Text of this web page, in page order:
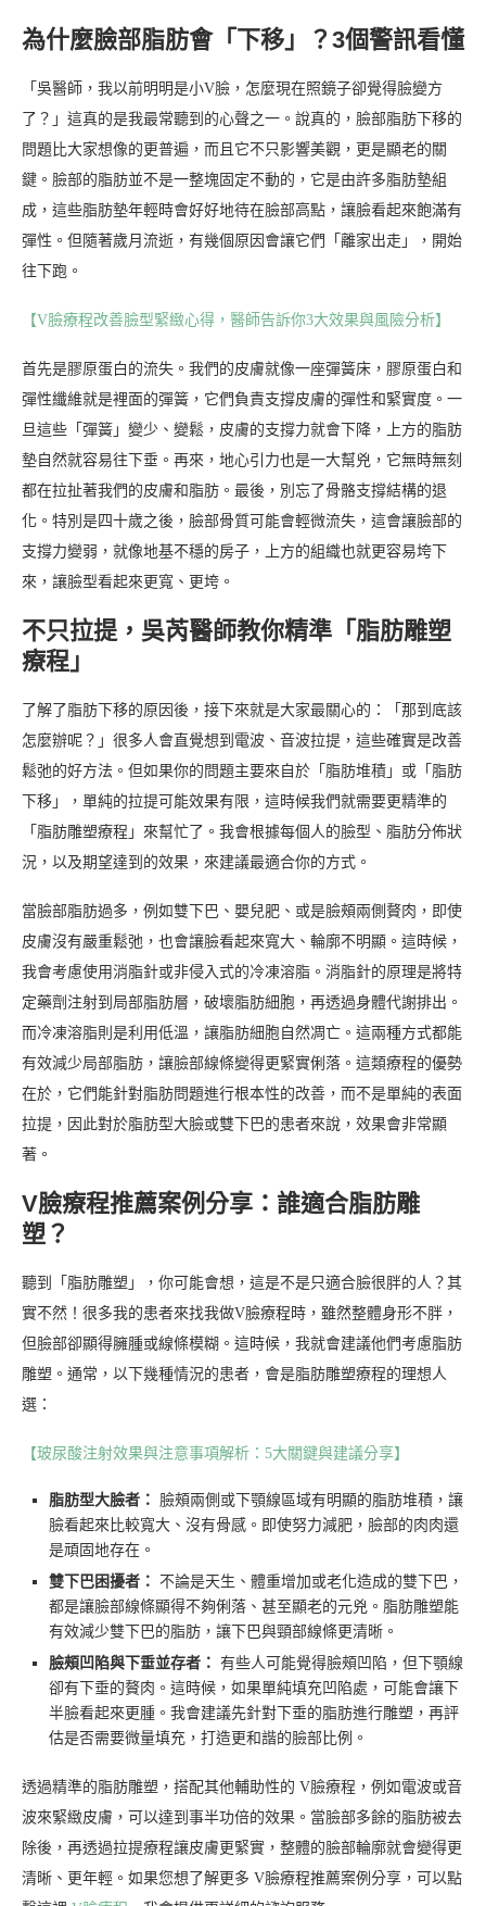
為什麼臉部脂肪會「下移」？3個警訊看懂
「吳醫師，我以前明明是小V臉，怎麼現在照鏡子卻覺得臉變方
了？」這真的是我最常聽到的心聲之一。說真的，臉部脂肪下移的
問題比大家想像的更普遍，而且它不只影響美觀，更是顯老的關
鍵。臉部的脂肪並不是一整塊固定不動的，它是由許多脂肪墊組
成，這些脂肪墊年輕時會好好地待在臉部高點，讓臉看起來飽滿有
彈性。但隨著歲月流逝，有幾個原因會讓它們「離家出走」，開始
往下跑。
【V臉療程改善臉型緊緻心得，醫師告訴你3大效果與風險分析】
首先是膠原蛋白的流失。我們的皮膚就像一座彈簧床，膠原蛋白和
彈性纖維就是裡面的彈簧，它們負責支撐皮膚的彈性和緊實度。一
旦這些「彈簧」變少、變鬆，皮膚的支撐力就會下降，上方的脂肪
墊自然就容易往下垂。再來，地心引力也是一大幫兇，它無時無刻
都在拉扯著我們的皮膚和脂肪。最後，別忘了骨骼支撐結構的退
化。特別是四十歲之後，臉部骨質可能會輕微流失，這會讓臉部的
支撐力變弱，就像地基不穩的房子，上方的組織也就更容易垮下
來，讓臉型看起來更寬、更垮。
不只拉提，吳芮醫師教你精準「脂肪雕塑
療程」
了解了脂肪下移的原因後，接下來就是大家最關心的：「那到底該
怎麼辦呢？」很多人會直覺想到電波、音波拉提，這些確實是改善
鬆弛的好方法。但如果你的問題主要來自於「脂肪堆積」或「脂肪
下移」，單純的拉提可能效果有限，這時候我們就需要更精準的
「脂肪雕塑療程」來幫忙了。我會根據每個人的臉型、脂肪分佈狀
況，以及期望達到的效果，來建議最適合你的方式。
當臉部脂肪過多，例如雙下巴、嬰兒肥、或是臉頰兩側贅肉，即使
皮膚沒有嚴重鬆弛，也會讓臉看起來寬大、輪廓不明顯。這時候，
我會考慮使用消脂針或非侵入式的冷凍溶脂。消脂針的原理是將特
定藥劑注射到局部脂肪層，破壞脂肪細胞，再透過身體代謝排出。
而冷凍溶脂則是利用低溫，讓脂肪細胞自然凋亡。這兩種方式都能
有效減少局部脂肪，讓臉部線條變得更緊實俐落。這類療程的優勢
在於，它們能針對脂肪問題進行根本性的改善，而不是單純的表面
拉提，因此對於脂肪型大臉或雙下巴的患者來說，效果會非常顯
著。
V臉療程推薦案例分享：誰適合脂肪雕
塑？
聽到「脂肪雕塑」，你可能會想，這是不是只適合臉很胖的人？其
實不然！很多我的患者來找我做V臉療程時，雖然整體身形不胖，
但臉部卻顯得臃腫或線條模糊。這時候，我就會建議他們考慮脂肪
雕塑。通常，以下幾種情況的患者，會是脂肪雕塑療程的理想人
選：
【玻尿酸注射效果與注意事項解析：5大關鍵與建議分享】
脂肪型大臉者：
臉頰兩側或下顎線區域有明顯的脂肪堆積，讓
臉看起來比較寬大、沒有骨感。即使努力減肥，臉部的肉肉還
是頑固地存在。
雙下巴困擾者： 不論是天生、體重增加或老化造成的雙下巴，
都是讓臉部線條顯得不夠俐落、甚至顯老的元兇。脂肪雕塑能
有效減少雙下巴的脂肪，讓下巴與頸部線條更清晰。
臉頰凹陷與下垂並存者： 有些人可能覺得臉頰凹陷，但下顎線
卻有下垂的贅肉。這時候，如果單純填充凹陷處，可能會讓下
半臉看起來更腫。我會建議先針對下垂的脂肪進行雕塑，再評
估是否需要微量填充，打造更和諧的臉部比例。
透過精準的脂肪雕塑，搭配其他輔助性的 V臉療程，例如電波或音
波來緊緻皮膚，可以達到事半功倍的效果。當臉部多餘的脂肪被去
除後，再透過拉提療程讓皮膚更緊實，整體的臉部輪廓就會變得更
清晰、更年輕。如果您想了解更多 V臉療程推薦案例分享，可以點